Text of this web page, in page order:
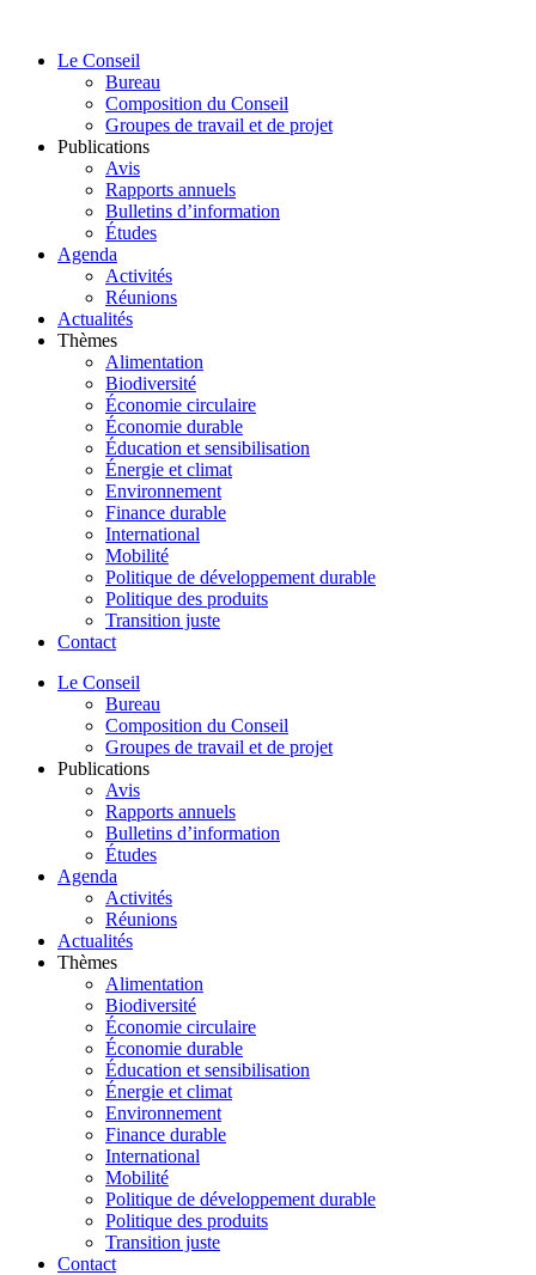
contenuLe Conseil
Bureau
Composition du Conseil
Groupes de travail et de projet
Publications
Avis
Rapports annuels
Bulletins d’information
Études
Agenda
Activités
Réunions
Actualités
Thèmes
Alimentation
Biodiversité
Économie circulaire
Économie durable
Éducation et sensibilisation
Énergie et climat
Environnement
Finance durable
International
Mobilité
Politique de développement durable
Politique des produits
Transition juste
Contact
Le Conseil
Bureau
Composition du Conseil
Groupes de travail et de projet
Publications
Avis
Rapports annuels
Bulletins d’information
Études
Agenda
Activités
Réunions
Actualités
Thèmes
Alimentation
Biodiversité
Économie circulaire
Économie durable
Éducation et sensibilisation
Énergie et climat
Environnement
Finance durable
International
Mobilité
Politique de développement durable
Politique des produits
Transition juste
Contact